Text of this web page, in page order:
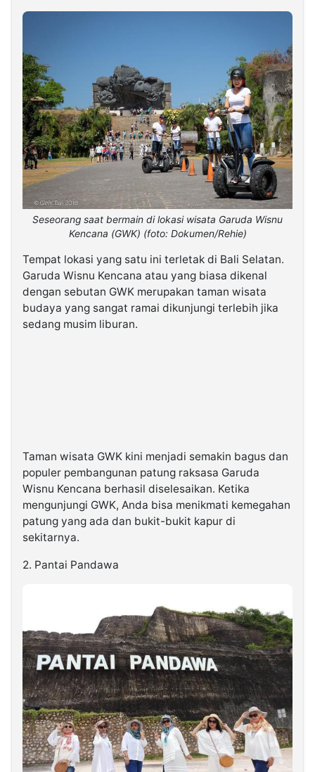
Seseorang saat bermain di lokasi wisata Garuda Wisnu
Kencana (GWK) (foto: Dokumen/Rehie)
Tempat lokasi yang satu ini terletak di Bali Selatan.
Garuda Wisnu Kencana atau yang biasa dikenal
dengan sebutan GWK merupakan taman wisata
budaya yang sangat ramai dikunjungi terlebih jika
sedang musim liburan.
Taman wisata GWK kini menjadi semakin bagus dan
populer pembangunan patung raksasa Garuda
Wisnu Kencana berhasil diselesaikan. Ketika
mengunjungi GWK, Anda bisa menikmati kemegahan
patung yang ada dan bukit-bukit kapur di
sekitarnya.
2. Pantai Pandawa